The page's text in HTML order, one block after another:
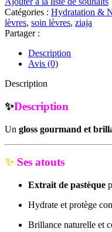
–
Gloss
Lèvres
Juicy
Watermelon
|
ml
Catégories : Hydratation &
lèvres, soin lèvres, ziaja
Partager :
Description
Avis (0)
Description
✨Description
Un gloss gourmand et
✨ Ses atouts
Extrait de pastèque
Hydrate et protège
Brillance naturelle et